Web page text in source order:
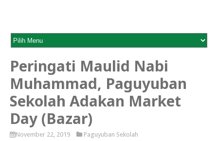
Peringati Maulid Nabi
Muhammad, Paguyuban
Sekolah Adakan Market
Day (Bazar)
November 22, 2019 Paguyuban Sekolah